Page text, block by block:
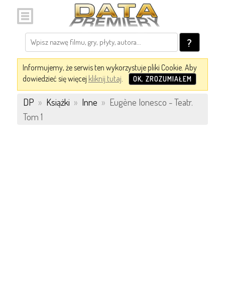
?
Informujemy, że serwis ten wykorzystuje pliki Cookie. Aby
dowiedzieć się więcej kliknij tutaj. OK, ZROZUMIAŁEM
DP » Książki » Inne » Eugène Ionesco - Teatr.
Tom 1